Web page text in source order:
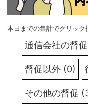
本日までの集計でクリック
通信会社の督促
督促以外 (0)
その他の督促 (